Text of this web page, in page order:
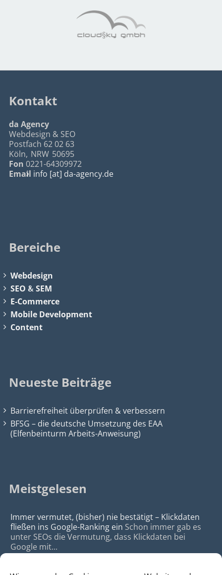
Kontakt
da Agency
Webdesign & SEO
Postfach 62 02 63
Köln, NRW 50695
Fon 0221-64309972
Email info [at] da-agency.de
Bereiche
Webdesign
SEO &SEM
E-Commerce
Mobile Development
Content
Neueste Beiträge
Barrierefreiheit überprüfen & verbessern
BFSG – die deutsche Umsetzung des EAA
(Elfenbeinturm Arbeits-Anweisung)
Meistgelesen
Immer vermutet, (bisher) nie bestätigt – Klickdaten
fließen ins Google-Ranking ein Schon immer gab es
unter SEOs die Vermutung, dass Klickdaten bei
Google mit...